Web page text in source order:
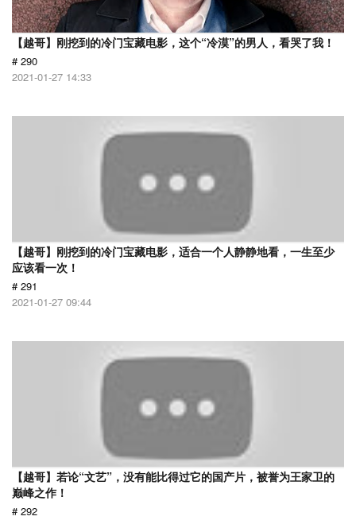
【越哥】刚挖到的冷门宝藏电影，这个“冷漠”的男人，看哭了我！
# 290
2021-01-27 14:33
【越哥】刚挖到的冷门宝藏电影，适合一个人静静地看，一生至少
应该看一次！
# 291
2021-01-27 09:44
【越哥】若论“文艺”，没有能比得过它的国产片，被誉为王家卫的
巅峰之作！
# 292